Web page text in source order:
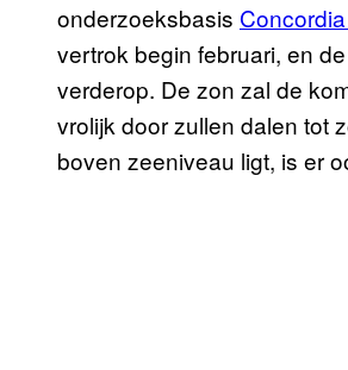
onderzoeksbasis
vertrok begin februari, en
verderop. De zon zal de
vrolijk door zullen dalen tot
boven zeeniveau ligt, is er